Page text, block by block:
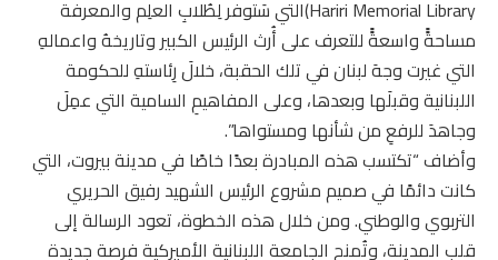
Hariri Memorial Library)التي سَتوفر لِطُلابِ العلِم والمعرفة
مساحةًً واسعةًً للتعرف على أُرث الرئيس الكبير وتاريخهُ واعمالهِ
التي غيرت وجهَ لبنان في تلك الحقبة، خلالَ رِئاستهِ للحكومة
اللبنانية وقبلَها وبعدها، وعلى المفاهيمِ السامية التي عمِلَ
وجاهدَ للرفعِ من شأنها ومستواها”.
وأضاف “تكتسب هذه المبادرة بعدًا خاصًا في مدينة بيروت، التي
كانت دائمًا في صميم مشروع الرئيس الشهيد رفيق الحريري
التربوي والوطني. ومن خلال هذه الخطوة، تعود الرسالة إلى
قلب المدينة، وتُمنح الجامعة اللبنانية الأميركية فرصة جديدة